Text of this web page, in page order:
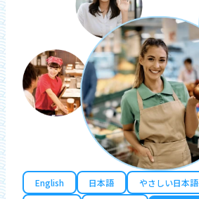
English 日本語 やさしい日本語